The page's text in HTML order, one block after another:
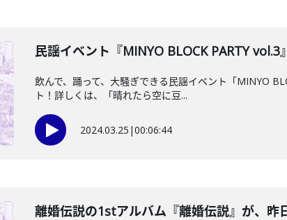
民謡イベント『MINYO BLOCK PARTY
飲んで、踊って、大騒ぎできる民謡イベント「MINYO
ト！詳しくは、「晴れたら空に豆...
2024.03.25 |00:06:44
離婚伝説の1stアルバム『離婚伝説』が、